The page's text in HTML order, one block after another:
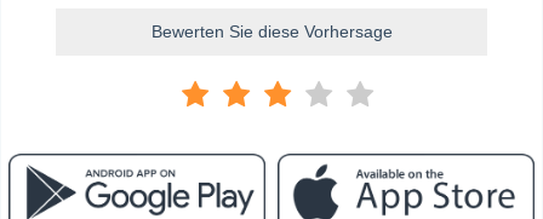
Bewerten Sie diese Vorhersage